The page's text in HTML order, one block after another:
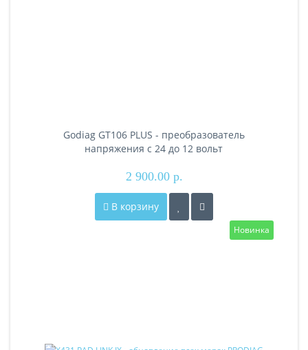
Godiag GT106 PLUS - преобразователь
напряжения с 24 до 12 вольт
2 900.00 р.
В корзину
Новинка